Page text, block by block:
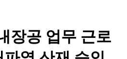
장공 업무 근로